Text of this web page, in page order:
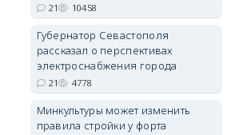
21 10458
Губернатор Севастополя
рассказал о перспективах
электроснабжения города
21 4778
Минкультуры может изменить
правила стройки у форта